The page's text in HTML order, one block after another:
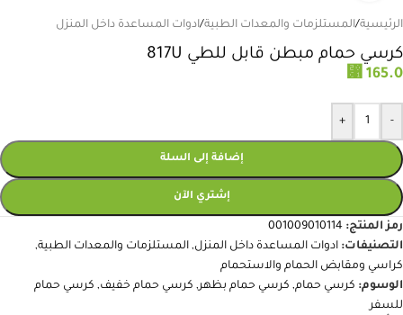
الرئيسية/المستلزمات والمعدات الطبية/ادوات المساعدة داخل المنزل
كرسي حمام مبطن قابل للطي 817U
⃁ 165.0
-
+
إضافة إلى السلة
إشتري الآن
رمز المنتج: 001009010114
التصنيفات: ادوات المساعدة داخل المنزل, المستلزمات والمعدات الطبية,
كراسي ومقابض الحمام والاستحمام
الوسوم: كرسي حمام, كرسي حمام بظهر, كرسي حمام خفيف, كرسي حمام
للسفر